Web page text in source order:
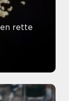
rette